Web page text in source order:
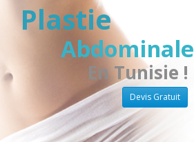
Plastie
Abdominale
En Tunisie !
Devis Gratuit